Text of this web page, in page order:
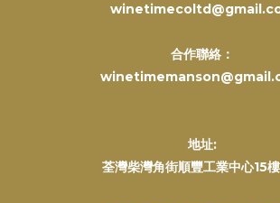
合作聯絡：
地址:
荃灣柴灣角街順豐工業中心15